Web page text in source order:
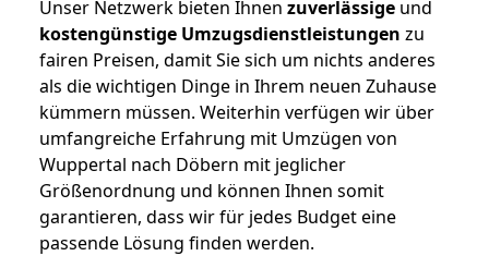
Unser Netzwerk bieten Ihnen zuverlässige und
kostengünstige Umzugsdienstleistungen zu
fairen Preisen, damit Sie sich um nichts anderes
als die wichtigen Dinge in Ihrem neuen Zuhause
kümmern müssen. Weiterhin verfügen wir über
umfangreiche Erfahrung mit Umzügen von
Wuppertal nach Döbern mit jeglicher
Größenordnung und können Ihnen somit
garantieren, dass wir für jedes Budget eine
passende Lösung finden werden.